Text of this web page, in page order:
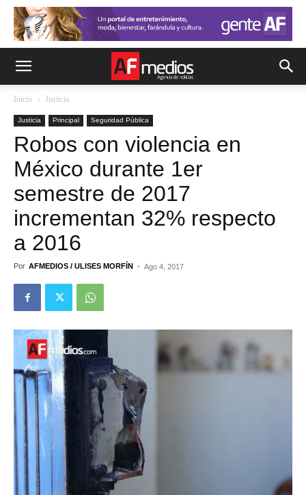
Inicio Justicia
Justicia Principal Seguridad Pública
Robos con violencia en
México durante 1er
semestre de 2017
incrementan 32% respecto
a 2016
Por AFMEDIOS / ULISES MORFÍN - Ago 4, 2017